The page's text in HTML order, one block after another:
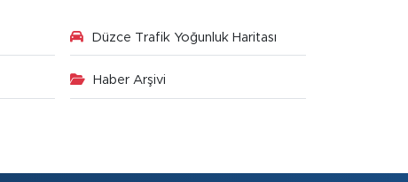
Düzce Trafik Yoğunluk Haritası
Haber Arşivi